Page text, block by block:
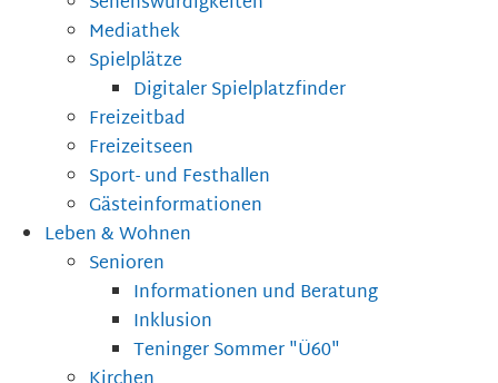
Mediathek
Spielplätze
Digitaler Spielplatzfinder
Freizeitbad
Freizeitseen
Sport- und Festhallen
Gästeinformationen
Leben & Wohnen
Senioren
Informationen und Beratung
Inklusion
Teninger Sommer "Ü60"